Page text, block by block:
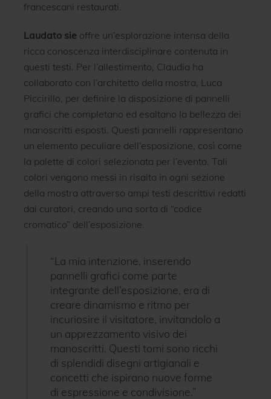
francescani restaurati.
Laudato sieoffre un’esplorazione intensa della
ricca conoscenza interdisciplinare contenuta in
questi testi. Per l’allestimento, Claudia ha
collaborato con l’architetto della mostra, Luca
Piccirillo, per definire la disposizione di pannelli
grafici che completano ed esaltano la bellezza dei
manoscritti esposti. Questi pannelli rappresentano
un elemento peculiare dell’esposizione, così come
la palette di colori selezionata per l’evento. Tali
colori vengono messi in risalto in ogni sezione
della mostra attraverso ampi testi descrittivi redatti
dai curatori, creando una sorta di “codice
cromatico” dell’esposizione.
“La mia intenzione, inserendo
pannelli grafici come parte
integrante dell’esposizione, era di
creare dinamismo e ritmo per
incuriosire il visitatore, invitandolo a
un apprezzamento visivo dei
manoscritti. Questi tomi sono ricchi
di splendidi disegni artigianali e
concetti che ispirano nuove forme
di espressione e condivisione.”